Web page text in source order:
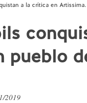
a la crítica en
pueblo
2019